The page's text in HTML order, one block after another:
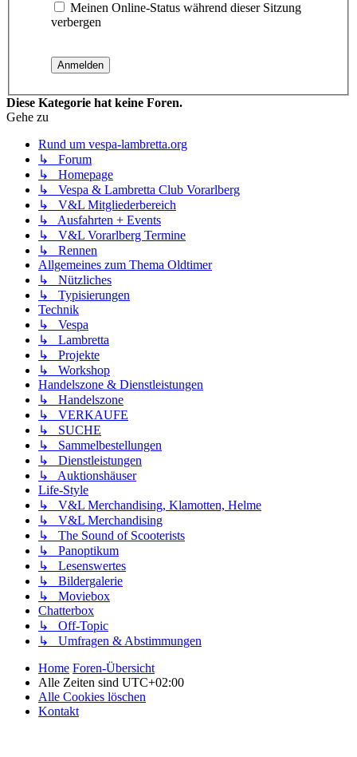
Meinen Online-Status während dieser Sitzung
verbergen
Diese Kategorie hat keine Foren.
Gehe zu
Rund um vespa-lambretta.org
↳ Forum
↳ Homepage
↳ Vespa & Lambretta Club Vorarlberg
↳ V&L Mitgliederbereich
↳ Ausfahrten + Events
↳ V&L Vorarlberg Termine
↳ Rennen
Allgemeines zum Thema Oldtimer
↳ Nützliches
↳ Typisierungen
Technik
↳ Vespa
↳ Lambretta
↳ Projekte
↳ Workshop
Handelszone & Dienstleistungen
↳ Handelszone
↳ VERKAUFE
↳ SUCHE
↳ Sammelbestellungen
↳ Dienstleistungen
↳ Auktionshäuser
Life-Style
↳ V&L Merchandising, Klamotten, Helme
↳ V&L Merchandising
↳ The Sound of Scooterists
↳ Panoptikum
↳ Lesenswertes
↳ Bildergalerie
↳ Moviebox
Chatterbox
↳ Off-Topic
↳ Umfragen & Abstimmungen
Home Foren-Übersicht
Alle Zeiten sind UTC+02:00
Alle Cookies löschen
Kontakt